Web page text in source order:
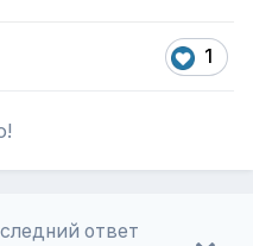
1
ответ